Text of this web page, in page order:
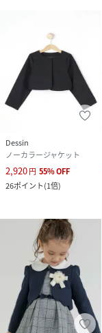
サイズ
クリーニング
Dessin
ノーカラージャケット
2,920円 55%OFF
26ポイント(1倍)